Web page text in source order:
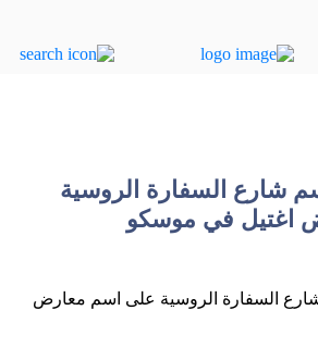
شارع السفارة الروسية
اغتيل في موسكو